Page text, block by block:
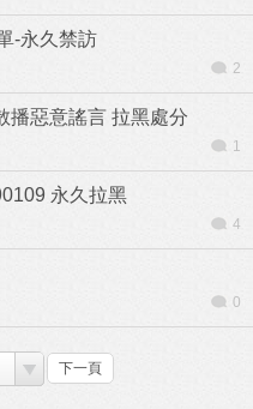
-永久禁訪
2
播惡意謠言 拉黑處分
1
永久拉黑
4
0
下一頁